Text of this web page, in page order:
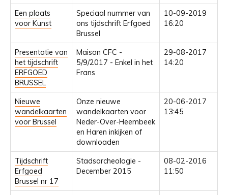
Een plaats
voor Kunst
Speciaal nummer van
ons tijdschrift Erfgoed
Brussel
10-09-2019
16:20
Presentatie van
het tijdschrift
ERFGOED
BRUSSEL
Maison CFC -
5/9/2017 - Enkel in het
Frans
29-08-2017
14:20
Nieuwe
wandelkaarten
voor Brussel
Onze nieuwe
wandelkaarten voor
Neder-Over-Heembeek
en Haren inkijken of
downloaden
20-06-2017
13:45
Tijdschrift
Erfgoed
Brussel nr 17
Stadsarcheologie -
December 2015
08-02-2016
11:50